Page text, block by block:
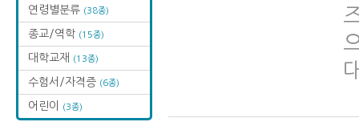
연령별분류 (38종)
종교/역학 (15종)
대학교재 (13종)
수험서/자격증 (6종)
어린이 (3종)